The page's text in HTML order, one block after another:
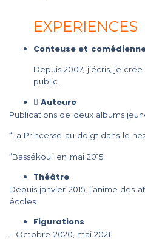
EXPERIENCES
Conteuse et
Depuis 2007, j’écris, je
public.
Auteure
Publications de deux albums
“La Princesse au doigt dans le
“Bassékou” en mai 2015
Théâtre
Depuis janvier 2015, j’anime des
écoles.
Figurations
– Octobre 2020, mai 2021